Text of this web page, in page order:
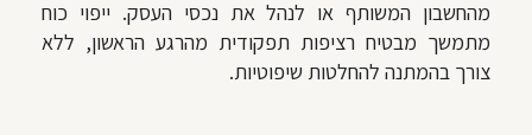
מהחשבון המשותף או לנהל את נכסי העסק. ייפוי כוח
מתמשך מבטיח רציפות תפקודית מהרגע הראשון, ללא
צורך בהמתנה להחלטות שיפוטיות.